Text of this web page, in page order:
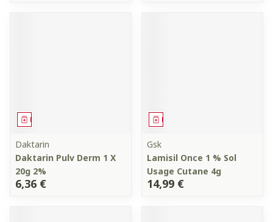
Médicament
Daktarin
Daktarin Pulv Derm 1 X
20g 2%
6,36 €
Médicament
Gsk
Lamisil Once 1 % Sol
Usage Cutane 4g
14,99 €